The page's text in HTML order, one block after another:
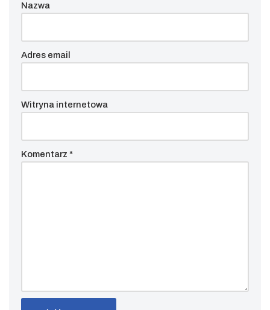
Nazwa
Adres email
Witryna internetowa
Komentarz *